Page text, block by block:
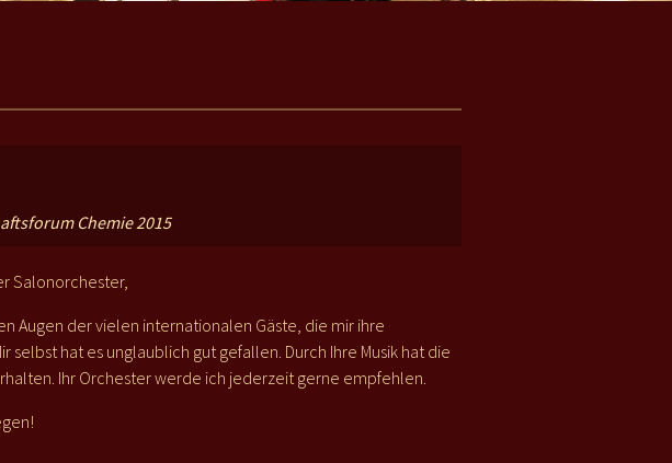
Chemie 2015
Salonorchester,
Augen der vielen internationalen Gäste, die mir ihre
hat es unglaublich gut gefallen. Durch Ihre Musik hat die
Ihr Orchester werde ich jederzeit gerne empfehlen.